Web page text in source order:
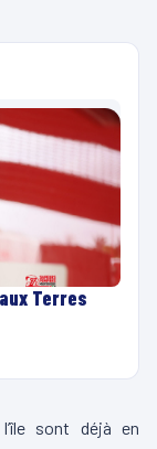
Terres
sont déjà en